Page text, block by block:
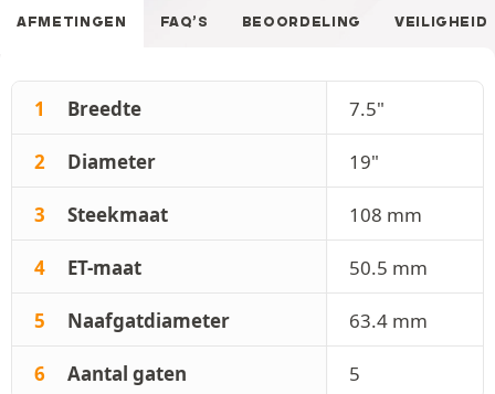
AFMETINGEN FAQ’S BEOORDELING VEILIGHEID
1 Breedte 7.5"
2 Diameter 19"
3 Steekmaat 108 mm
4 ET-maat 50.5 mm
5 Naafgatdiameter 63.4 mm
6 Aantal gaten 5